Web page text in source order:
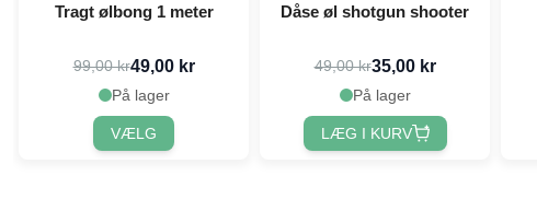
Tragt ølbong 1 meter
99,00 kr49,00 kr
På lager
VÆLG
Dåse øl shotgun shooter
49,00 kr35,00 kr
På lager
LÆG I KURV